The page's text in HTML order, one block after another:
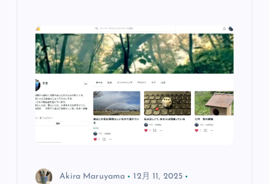
Akira Maruyama
12月 11, 2025